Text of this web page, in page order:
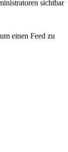
sichtbar
einen Feed zu